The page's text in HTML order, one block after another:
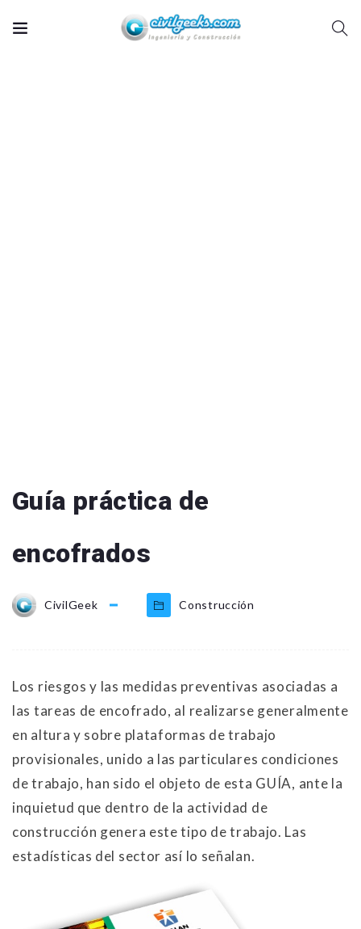
Guía práctica de
encofrados
CivilGeek Construcción
Los riesgos y las medidas preventivas asociadas a
las tareas de encofrado, al realizarse generalmente
en altura y sobre plataformas de trabajo
provisionales, unido a las particulares condiciones
de trabajo, han sido el objeto de esta GUÍA, ante la
inquietud que dentro de la actividad de
construcción genera este tipo de trabajo. Las
estadísticas del sector así lo señalan.